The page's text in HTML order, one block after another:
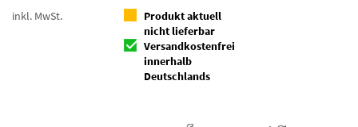
inkl. MwSt.
Produkt aktuell
nicht lieferbar
Versandkostenfrei
innerhalb
Deutschlands